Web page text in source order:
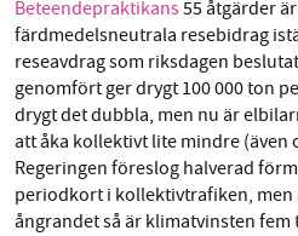
Beteendepraktikans55 åtgärder
färdmedelsneutrala resebidrag
reseavdrag som riksdagen
genomfört ger drygt 100 000 ton
drygt det dubbla, men nu är
att åka kollektivt lite mindre (även
Regeringen föreslog halverad
periodkort i kollektivtrafiken, men
ångrandet så är klimatvinsten